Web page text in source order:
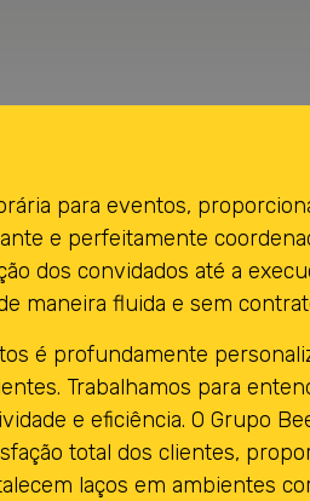
para eventos,
e perfeitamente
dos convidados até a
maneira fluida e sem
é profundamente
Trabalhamos para
e eficiência. O Grupo
total dos clientes,
laços em ambientes